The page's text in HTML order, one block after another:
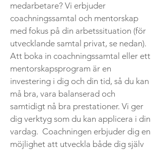
medarbetare? Vi erbjuder
coachningssamtal och mentorskap
med fokus på din arbetssituation (för
utvecklande samtal privat, se nedan).
Att boka in coachningssamtal eller ett
mentorskapsprogram är en
investering i dig och din tid, så du kan
må bra, vara balanserad och
samtidigt nå bra prestationer. Vi ger
dig verktyg som du kan applicera i din
vardag. Coachningen erbjuder dig en
möjlighet att utveckla både dig själv